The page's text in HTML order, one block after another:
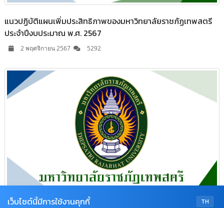
แนวปฏิบัติแผนเพิ่มประสิทธิภาพของมหาวิทยาลัยราชภัฏเทพสตรี
ประจำปีงบประมาณ พ.ศ. 2567
2 พฤศจิกายน 2567 5292
TH
เว็บไซต์นี้มีการใช้งานคุกกี้